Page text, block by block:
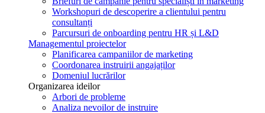
Workshopuri de descoperire a clientului pentru
consultanți
Parcursuri de onboarding pentru HR și L&D
Managementul proiectelor
Planificarea campaniilor de marketing
Coordonarea instruirii angajaților
Domeniul lucrărilor
Organizarea ideilor
Arbori de probleme
Analiza nevoilor de instruire